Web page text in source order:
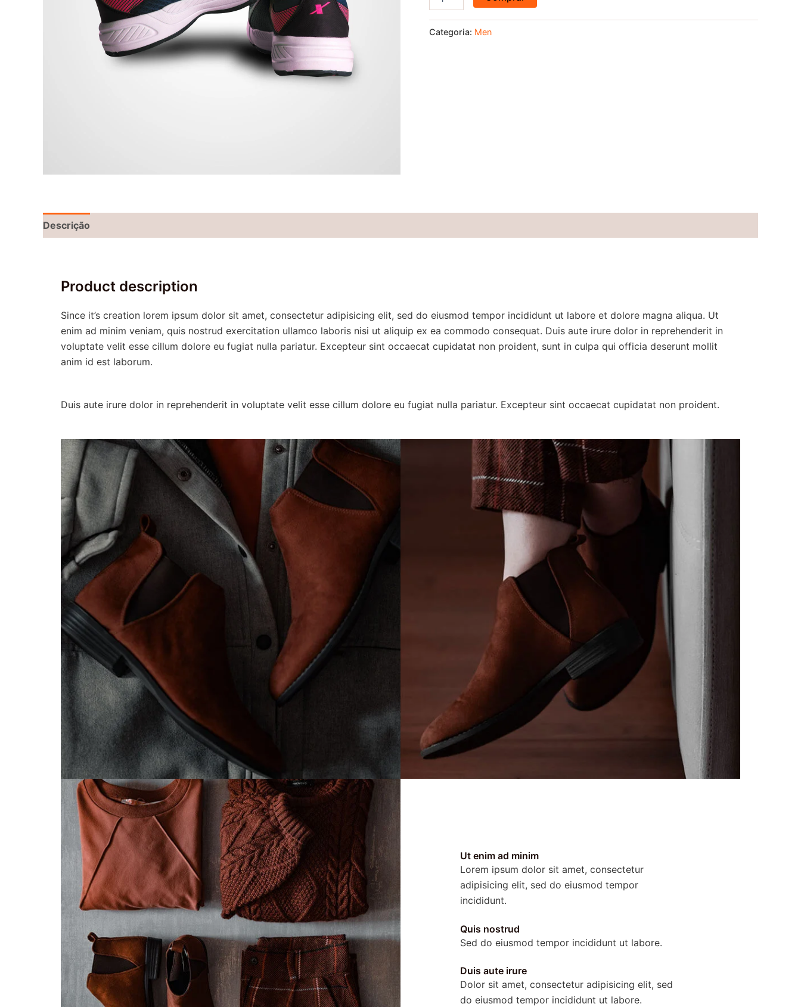
Categoria: Men
Descrição
Product description
Since it’s creation lorem ipsum dolor sit amet, consectetur adipisicing elit, sed do eiusmod tempor incididunt ut labore et dolore magna aliqua. Ut
enim ad minim veniam, quis nostrud exercitation ullamco laboris nisi ut aliquip ex ea commodo consequat. Duis aute irure dolor in reprehenderit in
voluptate velit esse cillum dolore eu fugiat nulla pariatur. Excepteur sint occaecat cupidatat non proident, sunt in culpa qui officia deserunt mollit
anim id est laborum.
Duis aute irure dolor in reprehenderit in voluptate velit esse cillum dolore eu fugiat nulla pariatur. Excepteur sint occaecat cupidatat non proident.
Ut enim ad minim
Lorem ipsum dolor sit amet, consectetur
adipisicing elit, sed do eiusmod tempor
incididunt.
Quis nostrud
Sed do eiusmod tempor incididunt ut labore.
Duis aute irure
Dolor sit amet, consectetur adipisicing elit, sed
do eiusmod tempor incididunt ut labore.